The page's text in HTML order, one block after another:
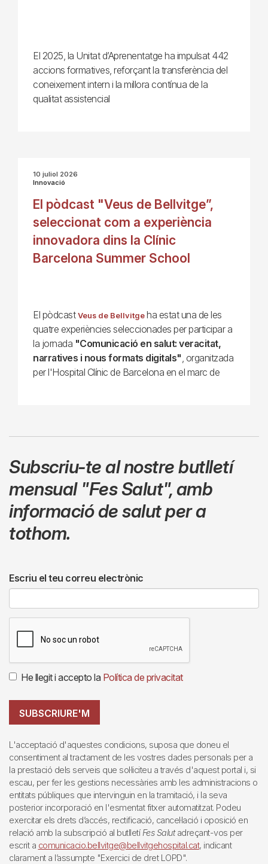
El 2025, la Unitat d’Aprenentatge ha impulsat 442
accions formatives, reforçant la transferència del
coneixement intern i la millora contínua de la
qualitat assistencial
10 juliol 2026
Innovació
El pòdcast "Veus de Bellvitge”,
seleccionat com a experiència
innovadora dins la Clínic
Barcelona Summer School
El pòdcast Veus de Bellvitgeha estat una de les
quatre experiències seleccionades per participar a
la jornada "Comunicació en salut: veracitat,
narratives i nous formats digitals" , organitzada
per l'Hospital Clínic de Barcelona en el marc de
Subscriu-te al nostre butlletí
mensual "Fes Salut",amb
informació de salut per a
tothom.
Escriu el teu correu electrònic
He llegit i accepto la Política de privacitat
SUBSCRIURE'M
L'acceptació d'aquestes condicions, suposa que doneu el
consentiment al tractament de les vostres dades personals per a
la prestació dels serveis que sol·liciteu a través d'aquest portal i, si
escau, per fer les gestions necessàries amb les administracions o
entitats públiques que intervinguin en la tramitació, i la seva
posterior incorporació en l'esmentat fitxer automatitzat. Podeu
exercitar els drets d’accés, rectificació, cancel·lació i oposició en
relació amb la subscripció al butlletí Fes Salutadreçant-vos per
escrit a comunicacio.bellvitge@bellvitgehospital.cat, indicant
clarament a l’assumpte "Exercici de dret LOPD".